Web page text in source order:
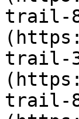
trail-
trail-
trail-